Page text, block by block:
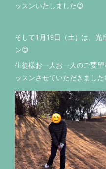
ッスンいたしました😉
そして‪1月19日（土）は、光
ン😊‬
生徒様お一人お一人のご要
ッスンさせていただきました